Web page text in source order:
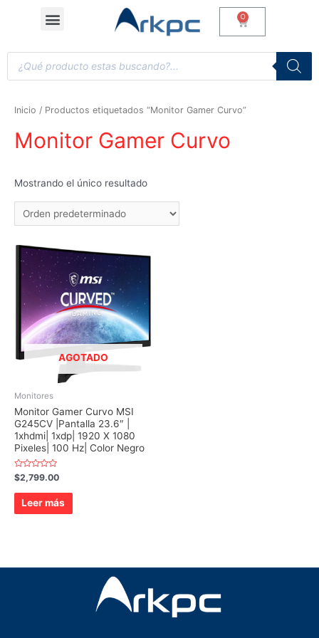
Inicio / Productos etiquetados “Monitor Gamer Curvo”
Monitor Gamer Curvo
Mostrando el único resultado
AGOTADO
Monitores
Monitor Gamer Curvo MSI
G245CV |Pantalla 23.6″ |
1xhdmi| 1xdp| 1920 X 1080
Pixeles| 100 Hz| Color Negro
Valorado
con
0
de
$2,799.00
Leer más